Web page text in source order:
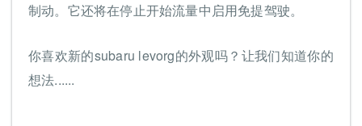
制动。它还将在停止开始流量中启用免提驾驶。
你喜欢新的subaru levorg的外观吗？让我们知道你的
想法......